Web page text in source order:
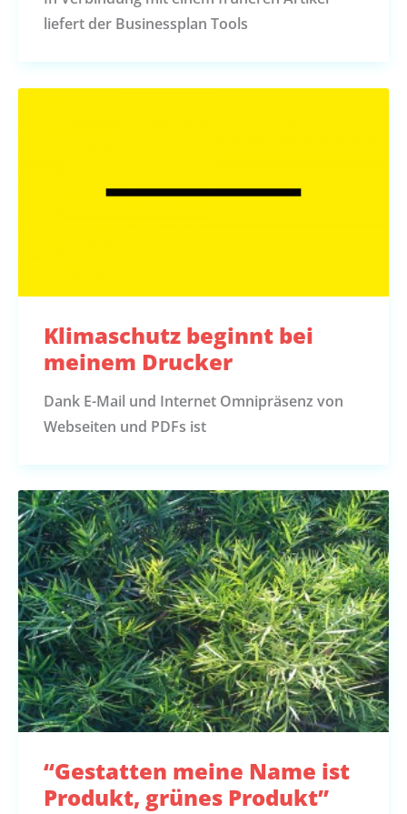
liefert der Businessplan Tools
Klimaschutz beginnt bei
meinem Drucker
Dank E-Mail und Internet Omnipräsenz von
Webseiten und PDFs ist
“Gestatten meine Name ist
Produkt, grünes Produkt”